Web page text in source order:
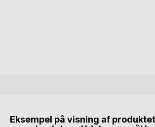
Eksempel på visning af